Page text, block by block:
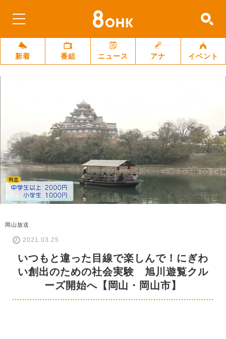
新着 番組 ニュース アナ イベント
岡山放送
2021.03.25
いつもと違った目線で楽しんで！にぎわ
い創出のための社会実験 旭川遊覧クル
ーズ開始へ【岡山・岡山市】